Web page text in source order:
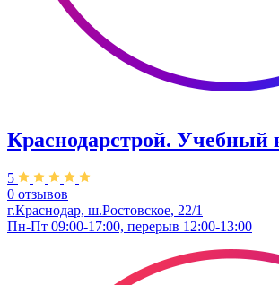
Краснодарстрой. Учебный
5
0 отзывов
г.Краснодар, ш.Ростовское, 22/1
Пн-Пт 09:00-17:00, перерыв 12:00-13:00